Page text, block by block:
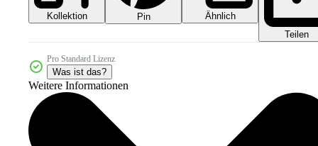
Kollektion Pin
Ähnlich
Teilen
Pro Standard Lizenz
Was ist das?
Weitere Informationen